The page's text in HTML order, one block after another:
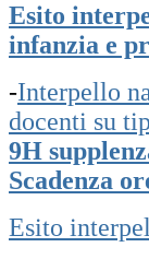
Esito
infanzia e
-Interpello
docenti su
9H
Scadenza
Esito